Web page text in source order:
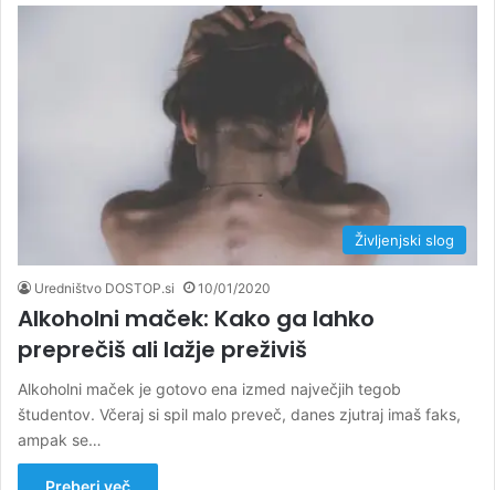
Življenjski slog
Uredništvo DOSTOP.si 10/01/2020
Alkoholni maček: Kako ga lahko
preprečiš ali lažje preživiš
Alkoholni maček je gotovo ena izmed največjih tegob
študentov. Včeraj si spil malo preveč, danes zjutraj imaš faks,
ampak se…
Preberi več